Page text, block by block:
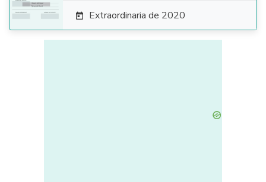
 Extraordinaria de 2020